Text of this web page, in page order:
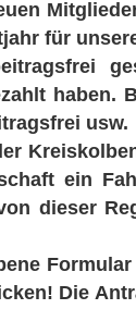
für
haben.
usw.
ein
dieser
Die